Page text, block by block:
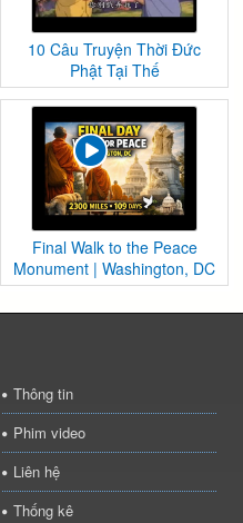
10 Câu Truyện Thời Đức
Phật Tại Thế
Final Walk to the Peace
Monument | Washington, DC
Thông tin
Phim video
Liên hệ
Thống kê